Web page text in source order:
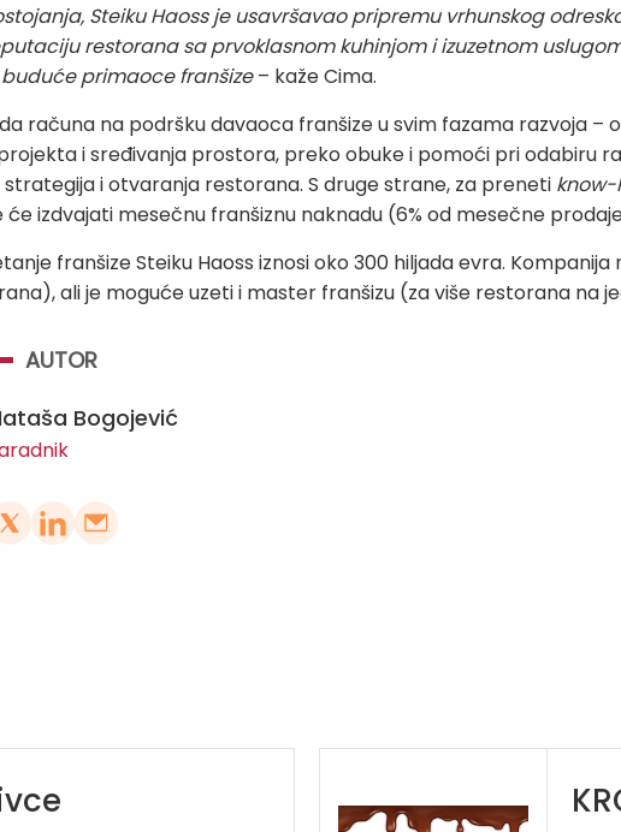
Steiku Haoss je usavršavao pripremu vrhunskog
restorana sa prvoklasnom kuhinjom i izuzetnom
primaoce franšize– kaže Cima.
računa na podršku davaoca franšize u svim fazama razvoja –
i sređivanja prostora, preko obuke i pomoći pri odabiru
i otvaranja restorana. S druge strane, za preneti
izdvajati mesečnu franšiznu naknadu (6% od mesečne
franšize Steiku Haoss iznosi oko 300 hiljada evra. Kompanija
ali je moguće uzeti i master franšizu (za više restorana na
AUTOR
Bogojević